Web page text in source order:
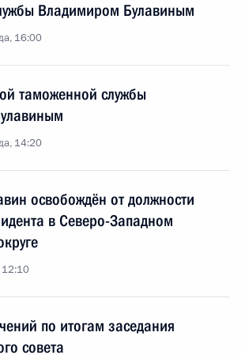
Владимиром Булавиным
16:00
таможенной службы
14:20
освобождён от должности
в Северо-Западном
12:10
по итогам заседания
совета